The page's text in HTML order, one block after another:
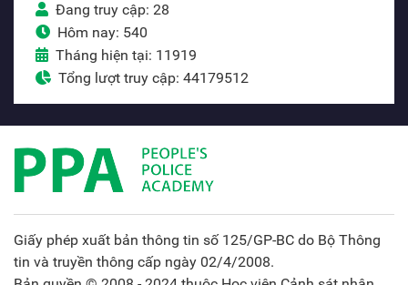
Đang truy cập: 28
Hôm nay: 540
Tháng hiện tại: 11919
Tổng lượt truy cập: 44179512
Giấy phép xuất bản thông tin số 125/GP-BC do Bộ Thông
tin và truyền thông cấp ngày 02/4/2008.